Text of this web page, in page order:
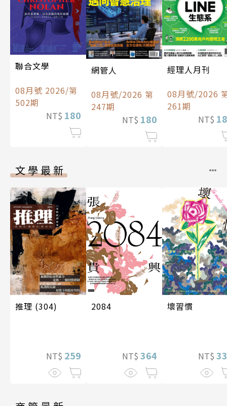
聯合文學
08月號 2026/第
502期
NT$ 180
網管人
08月號/2026 第
247期
NT$ 180
經理人月刊
08月號/2026
261期
NT$
文學最新
推理 (304)
NT$ 259
2084
NT$ 364
壞習慣
NT$